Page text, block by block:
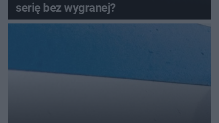
serię bez wygranej?